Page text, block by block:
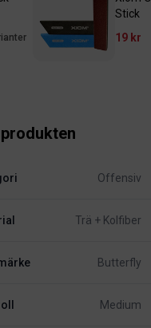
Stick
19 kr
Offensiv
Trä + Kolfiber
Butterfly
Medium